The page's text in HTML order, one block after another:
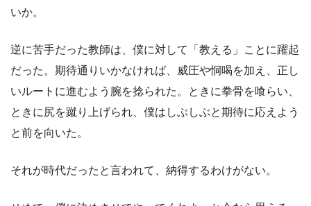
いか。
逆に苦手だった教師は、僕に対して「教える」ことに躍起
だった。期待通りいかなければ、威圧や恫喝を加え、正し
いルートに進むよう腕を捻られた。ときに拳骨を喰らい、
ときに尻を蹴り上げられ、僕はしぶしぶと期待に応えよう
と前を向いた。
それが時代だったと言われて、納得するわけがない。